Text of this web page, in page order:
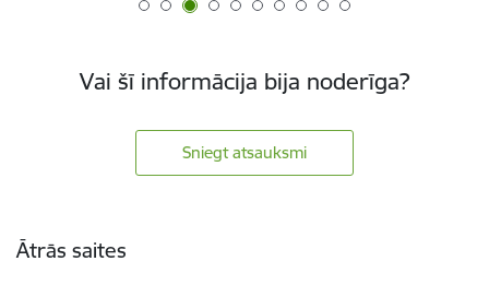
Vai šī informācija bija noderīga?
Sniegt atsauksmi
Ātrās saites